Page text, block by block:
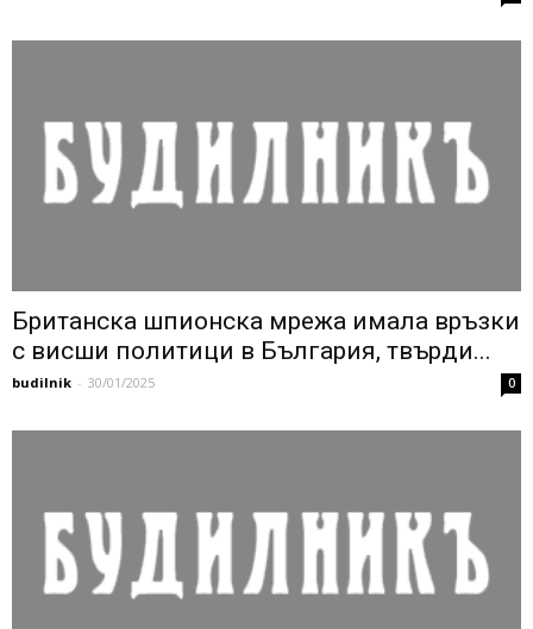
Британска шпионска мрежа имала връзки
с висши политици в България, твърди...
budilnik - 30/01/2025 0